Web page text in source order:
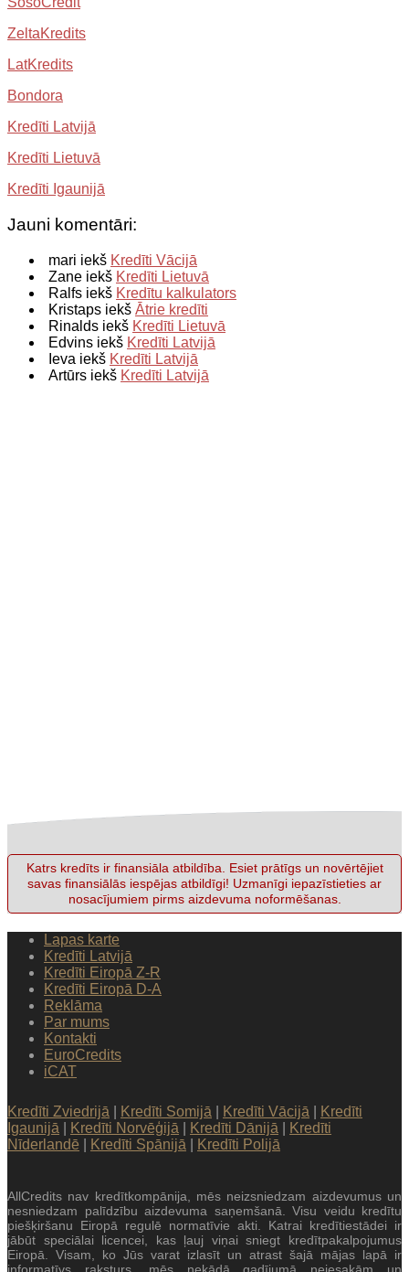
ZeltaKredits
LatKredits
Bondora
Kredīti Latvijā
Kredīti Lietuvā
Kredīti Igaunijā
Jauni komentāri:
mari iekš Kredīti Vācijā
Zane iekš Kredīti Lietuvā
Ralfs iekš Kredītu kalkulators
Kristaps iekš Ātrie kredīti
Rinalds iekš Kredīti Lietuvā
Edvins iekš Kredīti Latvijā
Ieva iekš Kredīti Latvijā
Artūrs iekš Kredīti Latvijā
Katrs kredīts ir finansiāla atbildība. Esiet prātīgs un novērtējiet
savas finansiālās iespējas atbildīgi! Uzmanīgi iepazīstieties ar
nosacījumiem pirms aizdevuma noformēšanas.
Lapas karte
Kredīti Latvijā
Kredīti Eiropā Z-R
Kredīti Eiropā D-A
Reklāma
Par mums
Kontakti
EuroCredits
iCAT
Kredīti Zviedrijā Kredīti Somijā Kredīti Vācijā
Kredīti
Igaunijā
Kredīti Norvēģijā Kredīti Dānijā
Kredīti
Nīderlandē
Kredīti Spānijā Kredīti Polijā
AllCredits nav kredītkompānija, mēs neizsniedzam aizdevumus un
nesniedzam palīdzību aizdevuma saņemšanā. Visu veidu kredītu
piešķiršanu Eiropā regulē normatīvie akti. Katrai kredītiestādei ir
jābūt speciālai licencei, kas ļauj viņai sniegt kredītpakalpojumus
Eiropā. Visam, ko Jūs varat izlasīt un atrast šajā mājas lapā ir
informatīvs raksturs, mēs nekādā gadījumā neiesakām un